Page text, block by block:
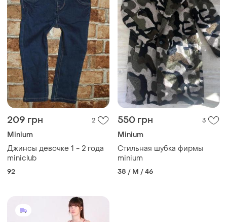
209 грн 2
Minium
Джинсы девочке 1 - 2 года
miniclub
92
550 грн 3
Minium
Стильная шубка фирмы
minium
38 / M / 46